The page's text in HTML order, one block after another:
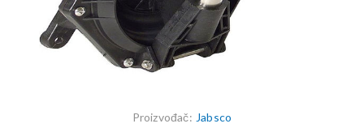
Proizvođač: Jabsco